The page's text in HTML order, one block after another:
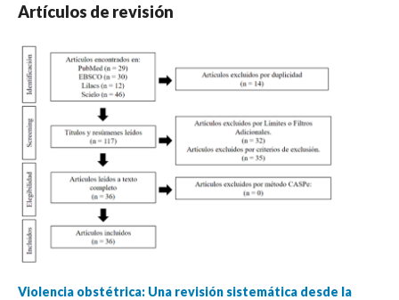
Artículos de revisión
Violencia obstétrica: Una revisión sistemática desde la